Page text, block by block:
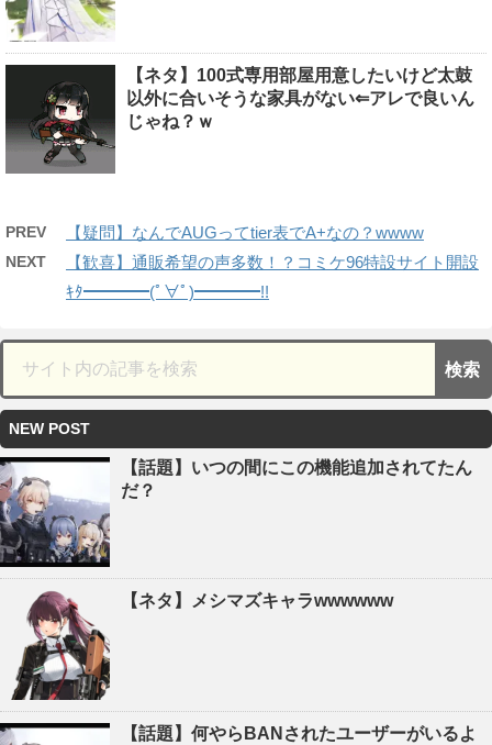
【ネタ】100式専用部屋用意したいけど太鼓
以外に合いそうな家具がない⇐アレで良いん
じゃね？ｗ
PREV 【疑問】なんでAUGってtier表でA+なの？wwww
NEXT
【歓喜】通販希望の声多数！？コミケ96特設サイト開設
ｷﾀ━━━━(ﾟ∀ﾟ)━━━━!!
NEW POST
【話題】いつの間にこの機能追加されてたん
だ？
【ネタ】メシマズキャラwwwwww
【話題】何やらBANされたユーザーがいるよ